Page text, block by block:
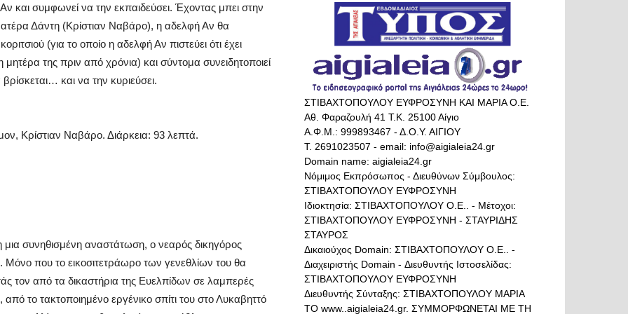
και συμφωνεί να την εκπαιδεύσει. Έχοντας μπει στην
Δάντη (Κρίστιαν Ναβάρο), η αδελφή Αν θα
(για το οποίο η αδελφή Αν πιστεύει ότι έχει
μητέρα της πριν από χρόνια) και σύντομα συνειδητοποιεί
βρίσκεται… και να την κυριεύσει.
Κρίστιαν Ναβάρο. Διάρκεια: 93 λεπτά.
συνηθισμένη αναστάτωση, ο νεαρός δικηγόρος
Μόνο που το εικοσιτετράωρο των γενεθλίων του θα
τον από τα δικαστήρια της Ευελπίδων σε λαμπερές
από το τακτοποιημένο εργένικο σπίτι του στο Λυκαβηττό
ΣΤΙΒΑΧΤΟΠΟΥΛΟΥ ΕΥΦΡΟΣΥΝΗ ΚΑΙ ΜΑΡΙΑ Ο.Ε.
Αθ. Φαραζουλή 41 Τ.Κ. 25100 Αίγιο
Α.Φ.Μ.: 999893467 - Δ.Ο.Υ. ΑΙΓΙΟΥ
Τ. 2691023507 - email: info@aigialeia24.gr
Domain name: aigialeia24.gr
Νόμιμος Εκπρόσωπος - Διευθύνων Σύμβουλος:
ΣΤΙΒΑΧΤΟΠΟΥΛΟΥ ΕΥΦΡΟΣΥΝΗ
Ιδιοκτησία: ΣΤΙΒΑΧΤΟΠΟΥΛΟΥ Ο.Ε.. - Μέτοχοι:
ΣΤΙΒΑΧΤΟΠΟΥΛΟΥ ΕΥΦΡΟΣΥΝΗ - ΣΤΑΥΡΙΔΗΣ
ΣΤΑΥΡΟΣ
Δικαιούχος Domain: ΣΤΙΒΑΧΤΟΠΟΥΛΟΥ Ο.Ε.. -
Διαχειριστής Domain - Διευθυντής Ιστοσελίδας:
ΣΤΙΒΑΧΤΟΠΟΥΛΟΥ ΕΥΦΡΟΣΥΝΗ
Διευθυντής Σύνταξης: ΣΤΙΒΑΧΤΟΠΟΥΛΟΥ ΜΑΡΙΑ
ΤΟ www..aigialeia24.gr. ΣΥΜΜΟΡΦΩΝΕΤΑΙ ΜΕ ΤΗ